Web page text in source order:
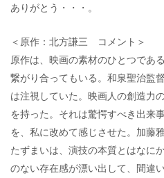
ありがとう・・・。
＜原作：北方謙三 コメント＞
原作は、映画の素材のひとつであ
繋がり合ってもいる。和泉聖治監
は注視していた。映画人の創造力
を持った。それは驚愕すべき出来
を、私に改めて感じさせた。加藤
たずまいは、演技の本質とはなに
のない存在感が漂い出して、間違